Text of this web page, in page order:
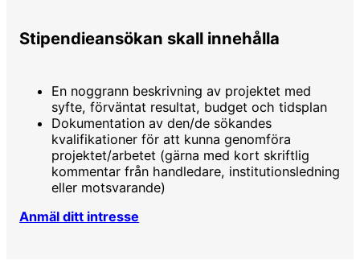
Stipendieansökan skall innehålla
En noggrann beskrivning av projektet med
syfte, förväntat resultat, budget och tidsplan
Dokumentation av den/de sökandes
kvalifikationer för att kunna genomföra
projektet/arbetet (gärna med kort skriftlig
kommentar från handledare, institutionsledning
eller motsvarande)
Anmäl ditt intresse